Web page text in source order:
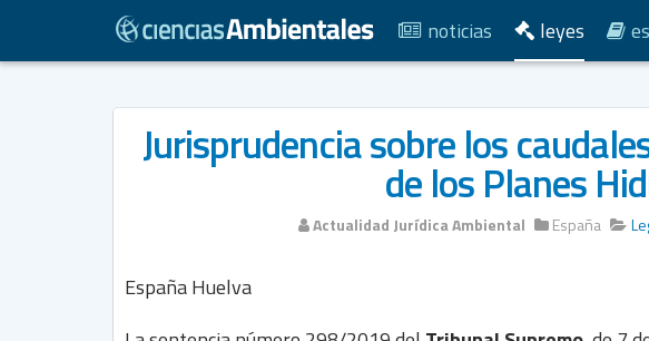
noticias leyes
Jurisprudencia sobre los
de los Planes
Actualidad Jurídica Ambiental España
EspañaHuelva